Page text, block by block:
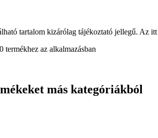
tartalom kizárólag tájékoztató jellegű. Az
termékhez az alkalmazásban
más kategóriákból